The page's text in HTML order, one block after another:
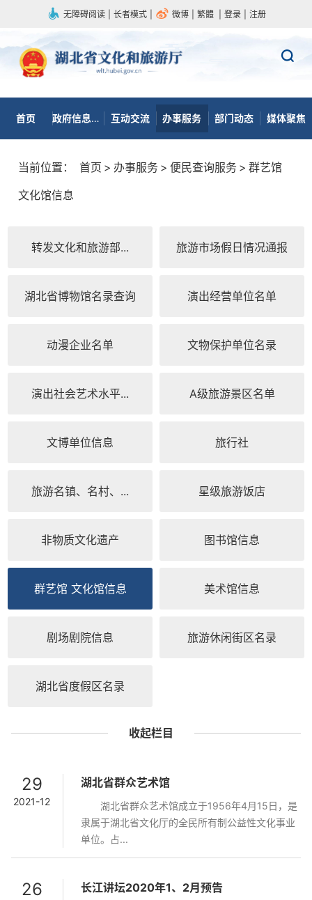
无障碍阅读 长者模式 微博 繁體 登录 注册
首页 政府信息公开 互动交流 办事服务 部门动态 媒体聚焦
当前位置： 首页 > 办事服务 > 便民查询服务 > 群艺馆
文化馆信息
转发文化和旅游部... 旅游市场假日情况通报
湖北省博物馆名录查询 演出经营单位名单
动漫企业名单 文物保护单位名录
演出社会艺术水平... A级旅游景区名单
文博单位信息 旅行社
旅游名镇、名村、... 星级旅游饭店
非物质文化遗产 图书馆信息
群艺馆 文化馆信息 美术馆信息
剧场剧院信息 旅游休闲街区名录
湖北省度假区名录
收起栏目
湖北省群众艺术馆
湖北省群众艺术馆成立于1956年4月15日，是
隶属于湖北省文化厅的全民所有制公益性文化事业
单位。占...
29
2021-12
长江讲坛2020年1、2月预告
26